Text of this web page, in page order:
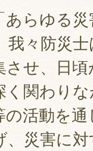
らゆる
我々防災
させ、日
関わり
活動を
、災害に